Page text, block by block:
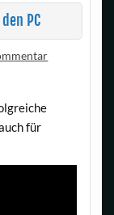
PC
für